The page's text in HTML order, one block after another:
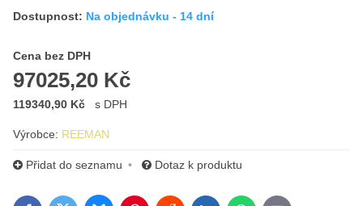
Dostupnost: Na objednávku - 14 dní
Cena bez DPH
97025,20 Kč
Cena s DPH
119340,90 Kč s DPH
Výrobce: REEMAN
Přidat do seznamu Dotaz k produktu